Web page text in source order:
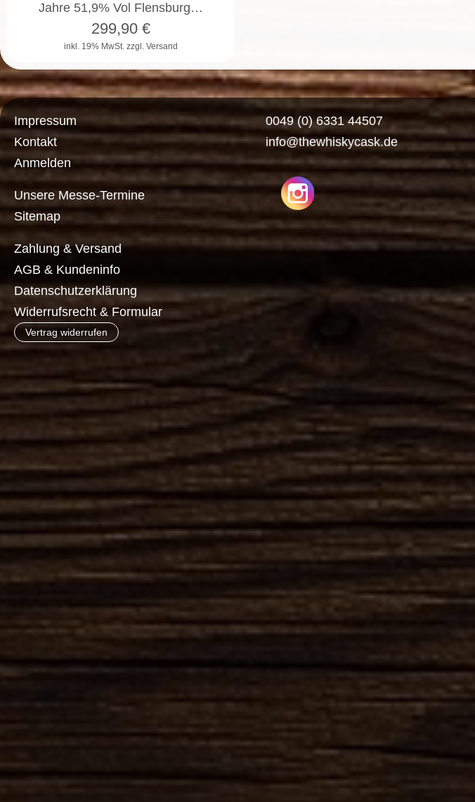
Jahre 51,9% Vol Flensburg…
inkl. 19% MwSt. zzgl. Versand
299,90€
Impressum
Kontakt
Anmelden
Unsere Messe-Termine
Sitemap
Zahlung & Versand
AGB & Kundeninfo
Datenschutzerklärung
Widerrufsrecht & Formular
Vertrag widerrufen
0049 (0) 6331 44507
info@thewhiskycask.de